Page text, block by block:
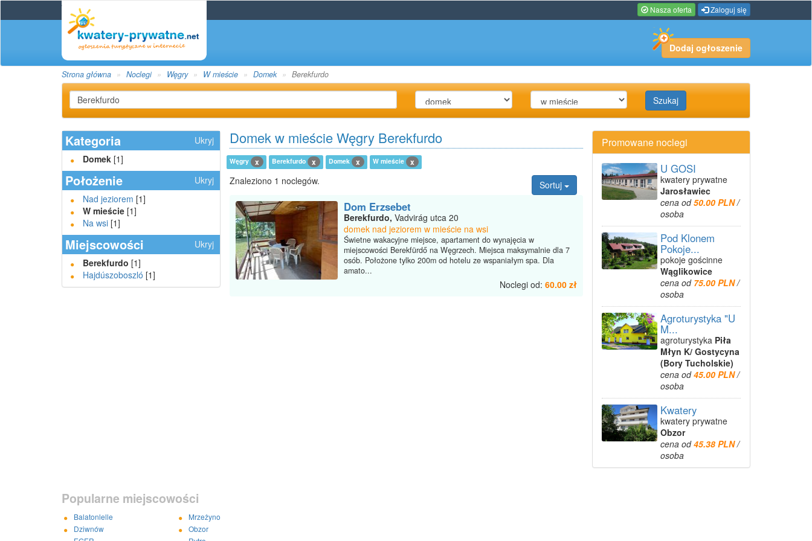
Nasza oferta Zaloguj się
Dodaj ogłoszenie
Strona główna Noclegi Węgry W mieście Domek Berekfurdo
Szukaj
Kategoria
Ukryj
Domek [1]
Położenie
Ukryj
Nad jeziorem [1]
W mieście [1]
Na wsi [1]
Miejscowości
Ukryj
Berekfurdo [1]
Hajdúszoboszló [1]
Domek w mieście Węgry Berekfurdo
Węgry x Berekfurdo x Domek x W mieście x
Znaleziono 1 noclegów. Sortuj
Dom Erzsebet
Berekfurdo, Vadvirág utca 20
domek nad jeziorem w mieście na wsi
Świetne wakacyjne miejsce, apartament do wynajęcia w
miejscowości Berekfürdő na Węgrzech. Miejsca maksymalnie dla 7
osób. Położone tylko 200m od hotelu ze wspaniałym spa. Dla
amato...
Noclegi od: 60.00 zł
Promowane noclegi
U GOSI
kwatery prywatne
Jarosławiec
cena od50.00 PLN/
osoba
Pod Klonem
Pokoje...
pokoje gościnne
Wąglikowice
cena od 75.00 PLN/
osoba
Agroturystyka "U
M...
agroturystyka Piła
Młyn K/ Gostycyna
(Bory Tucholskie)
cena od45.00 PLN/
osoba
Kwatery
kwatery prywatne
Obzor
cena od45.38 PLN/
osoba
Popularne miejscowości
Balatonlelle
Dziwnów
Mrzeżyno
Obzor